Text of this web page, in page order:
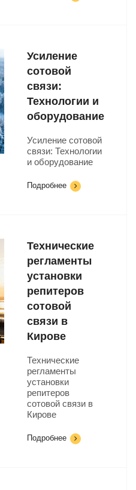
Усиление
сотовой
связи:
Технологии и
оборудование
Усиление сотовой
связи: Технологии
и оборудование
Подробнее
Технические
регламенты
установки
репитеров
сотовой
связи в
Кирове
Технические
регламенты
установки
репитеров
сотовой связи в
Кирове
Подробнее